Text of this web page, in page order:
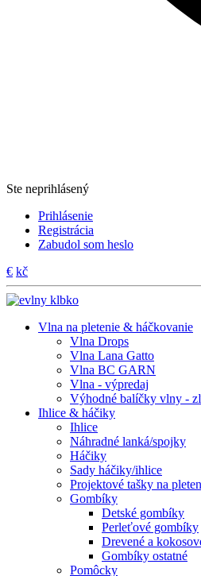
Ste neprihlásený
Prihlásenie
Registrácia
Zabudol som heslo
€ kč
Vlna na pletenie & háčkovanie
Vlna Drops
Vlna Lana Gatto
Vlna BC GARN
Vlna - výpredaj
Výhodné balíčky vlny -
Ihlice & háčiky
Ihlice
Náhradné lanká/spojky
Háčiky
Sady háčiky/ihlice
Projektové tašky na
Gombíky
Detské gombíky
Perleťové gombíky
Drevené a
Gombíky ostatné
Pomôcky